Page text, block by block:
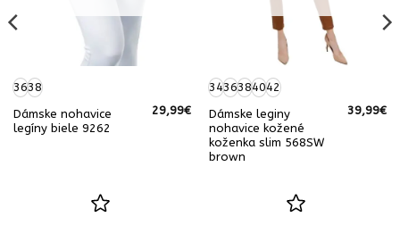
3638
Dámske nohavice
legíny biele 9262
29,99€
3436384042
Dámske leginy
nohavice kožené
koženka slim 568SW
brown
39,99€